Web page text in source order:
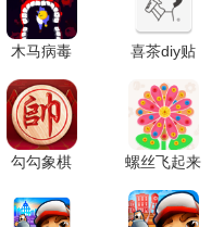
人技能。
木马病毒
1.0.1 安卓
版
喜茶diy贴
卓版
勾勾象棋
方版
螺丝飞起来
1.1.2 安卓
版